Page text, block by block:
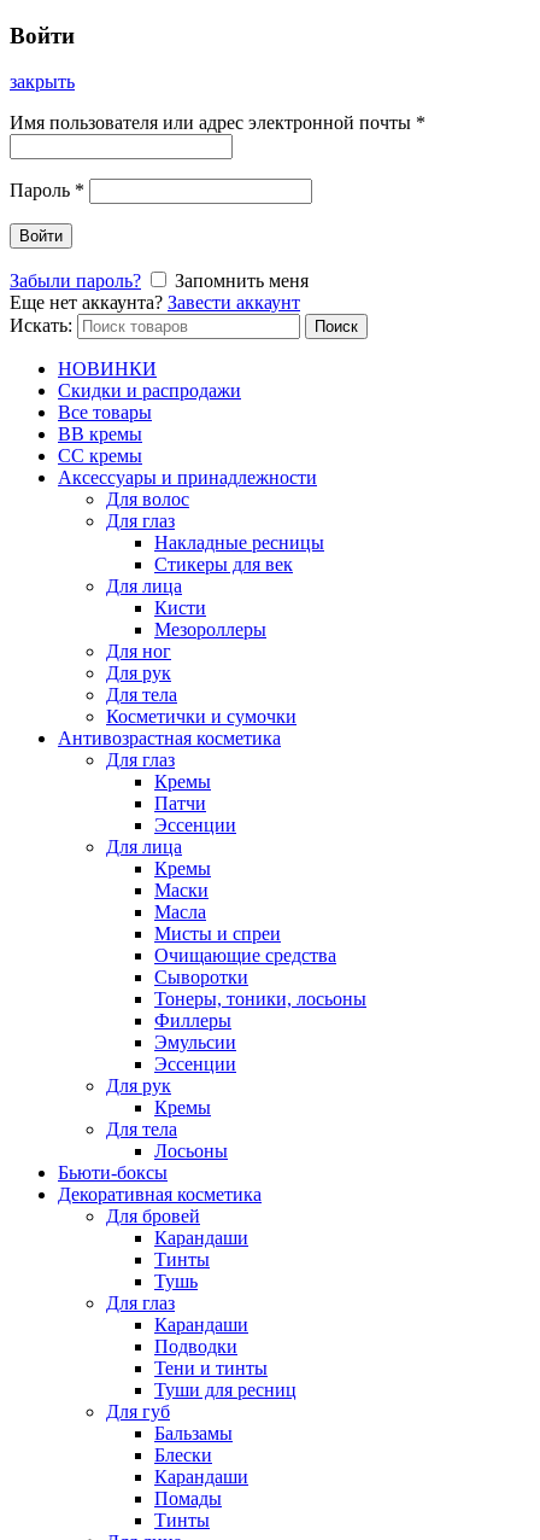
Войти
закрыть
Имя пользователя или адрес электронной почты *
Пароль *
Войти
Забыли пароль?
Запомнить меня
Еще нет аккаунта? Завести аккаунт
Искать:
Поиск
НОВИНКИ
Скидки и распродажи
Все товары
BB кремы
CC кремы
Аксессуары и принадлежности
Для волос
Для глаз
Накладные ресницы
Стикеры для век
Для лица
Кисти
Мезороллеры
Для ног
Для рук
Для тела
Косметички и сумочки
Антивозрастная косметика
Для глаз
Кремы
Патчи
Эссенции
Для лица
Кремы
Маски
Масла
Мисты и спреи
Очищающие средства
Сыворотки
Тонеры, тоники, лосьоны
Филлеры
Эмульсии
Эссенции
Для рук
Кремы
Для тела
Лосьоны
Бьюти-боксы
Декоративная косметика
Для бровей
Карандаши
Тинты
Тушь
Для глаз
Карандаши
Подводки
Тени и тинты
Туши для ресниц
Для губ
Бальзамы
Блески
Карандаши
Помады
Тинты